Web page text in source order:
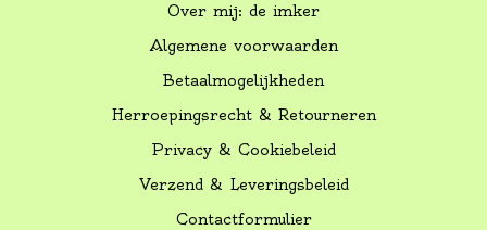
Over mij: de imker
Algemene voorwaarden
Betaalmogelijkheden
Herroepingsrecht & Retourneren
Privacy & Cookiebeleid
Verzend & Leveringsbeleid
Contactformulier